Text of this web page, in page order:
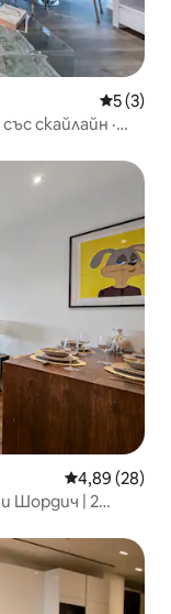
Средна
5 (3)
скайлайн ·
Средна
4,89 (28)
Шордич | 2